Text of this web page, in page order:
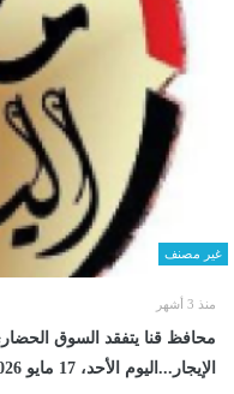
غير مصنف
منذ 3 أشهر
محافظ قنا يتفقد السوق
الإيجار...اليوم الأحد، 17 مايو 2026 11:27 صـ